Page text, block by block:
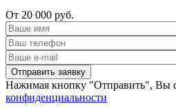
От 20 000 руб.
Нажимая кнопку "Отправить", Вы
конфиденциальности